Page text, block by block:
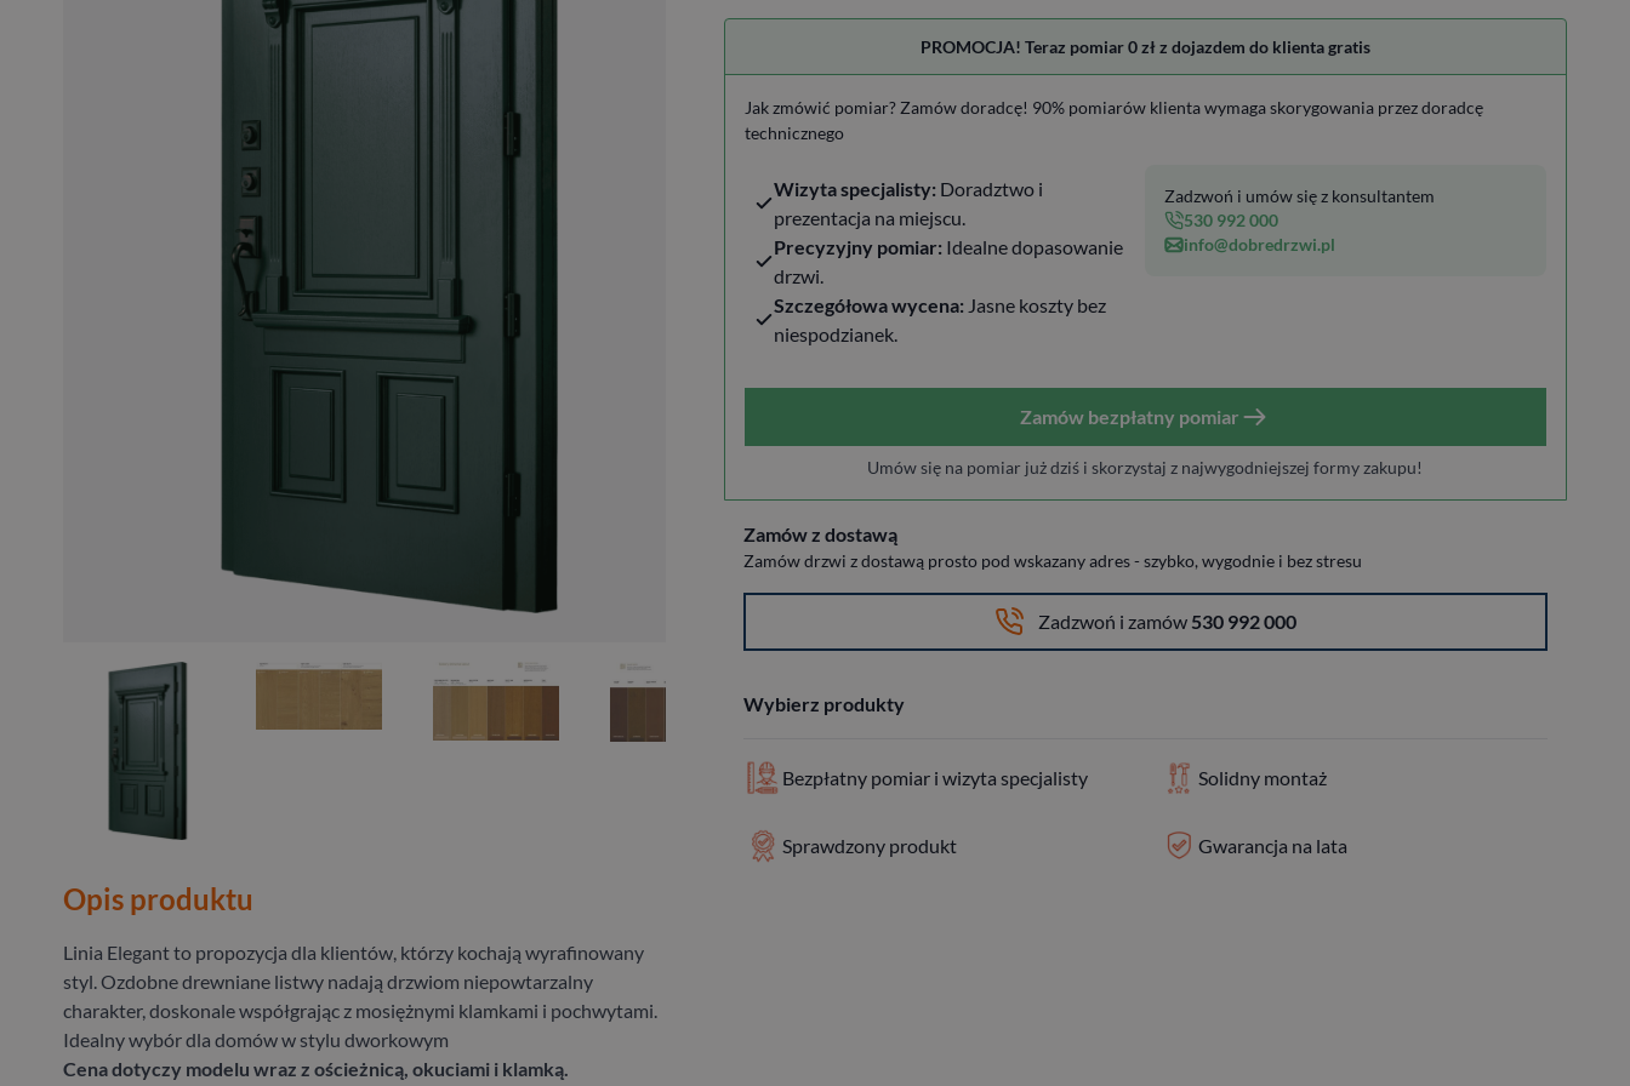
Opis produktu
Linia Elegant to propozycja dla klientów, którzy kochają wyrafinowany
styl. Ozdobne drewniane listwy nadają drzwiom niepowtarzalny
charakter, doskonale współgrając z mosiężnymi klamkami i pochwytami.
Idealny wybór dla domów w stylu dworkowym
Cena dotyczy modelu wraz z ościeżnicą, okuciami i klamką.
PROMOCJA! Teraz pomiar 0 zł z dojazdem do klienta gratis
Jak zmówić pomiar? Zamów doradcę! 90% pomiarów klienta wymaga skorygowania przez doradcę
technicznego
Wizyta specjalisty: Doradztwo i
prezentacja na miejscu.
Precyzyjny pomiar: Idealne dopasowanie
drzwi.
Szczegółowa wycena: Jasne koszty bez
niespodzianek.
Zadzwoń i umów się z konsultantem
530 992 000
info@dobredrzwi.pl
Zamów bezpłatny pomiar
Umów się na pomiar już dziś i skorzystaj z najwygodniejszej formy zakupu!
Zamów z dostawą
Zamów drzwi z dostawą prosto pod wskazany adres - szybko, wygodnie i bez stresu
Zadzwoń i zamów 530 992 000
Wybierz produkty
Bezpłatny pomiar i wizyta specjalisty Solidny montaż
Sprawdzony produkt Gwarancja na lata